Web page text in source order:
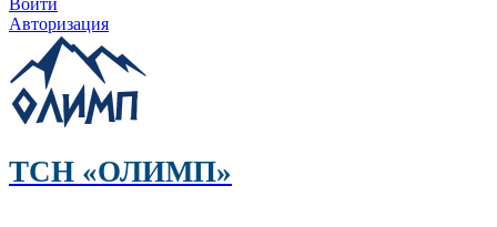
Войти
Авторизация
ТСН «ОЛИМП»